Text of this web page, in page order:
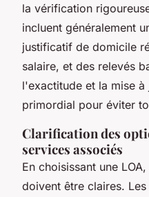
la vérification
incluent généralement
justificatif de domicile
salaire, et des relevés
l'exactitude et la mise
primordial pour éviter
Clarification des
services associés
En choisissant une
doivent être claires.